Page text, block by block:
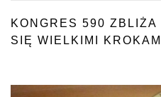
KONGRES 590 ZBLIŻA
SIĘ WIELKIMI KROKAMI